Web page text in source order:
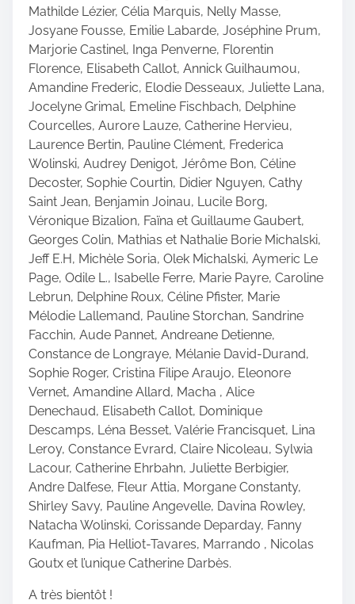
Mathilde Lézier, Célia Marquis, Nelly Masse,
Josyane Fousse, Emilie Labarde, Joséphine Prum,
Marjorie Castinel, Inga Penverne, Florentin
Florence, Elisabeth Callot, Annick Guilhaumou,
Amandine Frederic, Elodie Desseaux, Juliette Lana,
Jocelyne Grimal, Emeline Fischbach, Delphine
Courcelles, Aurore Lauze, Catherine Hervieu,
Laurence Bertin, Pauline Clément, Frederica
Wolinski, Audrey Denigot, Jérôme Bon, Céline
Decoster, Sophie Courtin, Didier Nguyen, Cathy
Saint Jean, Benjamin Joinau, Lucile Borg,
Véronique Bizalion, Faïna et Guillaume Gaubert,
Georges Colin, Mathias et Nathalie Borie Michalski,
Jeff E.H, Michèle Soria, Olek Michalski, Aymeric Le
Page, Odile L., Isabelle Ferre, Marie Payre, Caroline
Lebrun, Delphine Roux, Céline Pfister, Marie
Mélodie Lallemand, Pauline Storchan, Sandrine
Facchin, Aude Pannet, Andreane Detienne,
Constance de Longraye, Mélanie David-Durand,
Sophie Roger, Cristina Filipe Araujo, Eleonore
Vernet, Amandine Allard, Macha , Alice
Denechaud, Elisabeth Callot, Dominique
Descamps, Léna Besset, Valérie Francisquet, Lina
Leroy, Constance Evrard, Claire Nicoleau, Sylwia
Lacour, Catherine Ehrbahn, Juliette Berbigier,
Andre Dalfese, Fleur Attia, Morgane Constanty,
Shirley Savy, Pauline Angevelle, Davina Rowley,
Natacha Wolinski, Corissande Deparday, Fanny
Kaufman, Pia Helliot-Tavares, Marrando , Nicolas
Goutx et l’unique Catherine Darbès.
A très bientôt !